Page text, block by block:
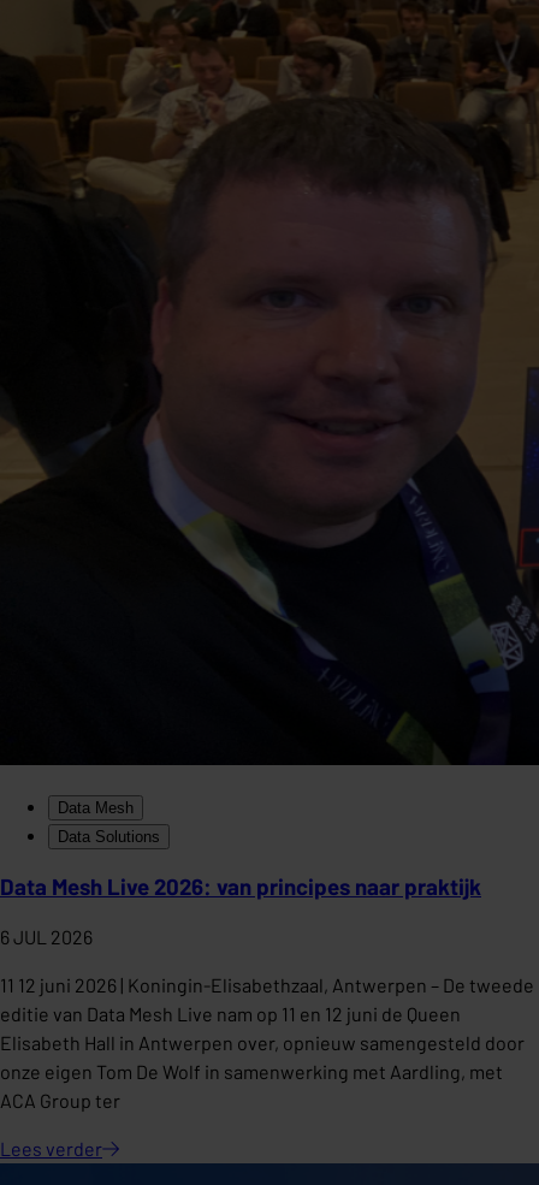
Data Mesh
Data Solutions
Data Mesh Live 2026: van principes naar praktijk
6 JUL 2026
11 12 juni 2026 | Koningin-Elisabethzaal, Antwerpen – De tweede
editie van Data Mesh Live nam op 11 en 12 juni de Queen
Elisabeth Hall in Antwerpen over, opnieuw samengesteld door
onze eigen Tom De Wolf in samenwerking met Aardling, met
ACA Group ter
Lees verder